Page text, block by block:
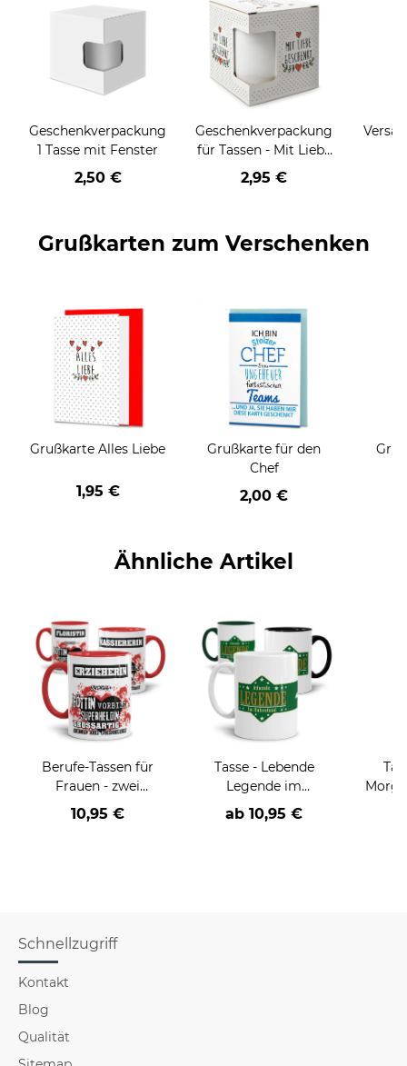
Geschenkverpackung
1 Tasse mit Fenster
2,50 €
Geschenkverpackung
für Tassen - Mit Liebe
geschenkt
2,95 €
Grußkarten zum Verschenken
Grußkarte Alles Liebe
1,95 €
Grußkarte für den
Chef
2,00 €
Ähnliche Artikel
Berufe-Tassen für
Frauen - zwei
Farbvarianten
10,95 €
Tasse - Lebende
Legende im
Ruhestand
ab 10,95 €
Schnellzugriff
Kontakt
Blog
Qualität